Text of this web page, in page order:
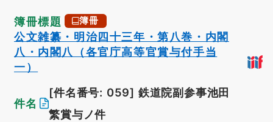
簿冊標題 簿冊
公文雑纂・明治四十三年・第八巻・内閣
八・内閣八（各官庁高等官賞与付手当
一）
件名
[件名番号: 059] 鉄道院副参事池田
繁賞与ノ件